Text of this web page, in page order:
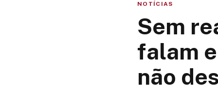
NOTÍCIAS
Sem
falam
não